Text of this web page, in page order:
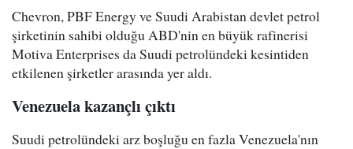
Chevron, PBF Energy ve Suudi Arabistan devlet petrol
şirketinin sahibi olduğu ABD'nin en büyük rafinerisi
Motiva Enterprises da Suudi petrolündeki kesintiden
etkilenen şirketler arasında yer aldı.
Venezuela kazançlı çıktı
Suudi petrolündeki arz boşluğu en fazla Venezuela'nın